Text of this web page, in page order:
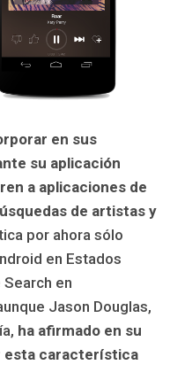
en sus
su aplicación
a aplicaciones de
de artistas y
por ahora sólo
en Estados
en
Jason Douglas,
ha afirmado en su
esta característica